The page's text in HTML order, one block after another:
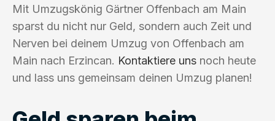
Mit Umzugskönig Gärtner Offenbach am Main
sparst du nicht nur Geld, sondern auch Zeit und
Nerven bei deinem Umzug von Offenbach am
Main nach Erzincan. Kontaktiere uns noch heute
und lass uns gemeinsam deinen Umzug planen!